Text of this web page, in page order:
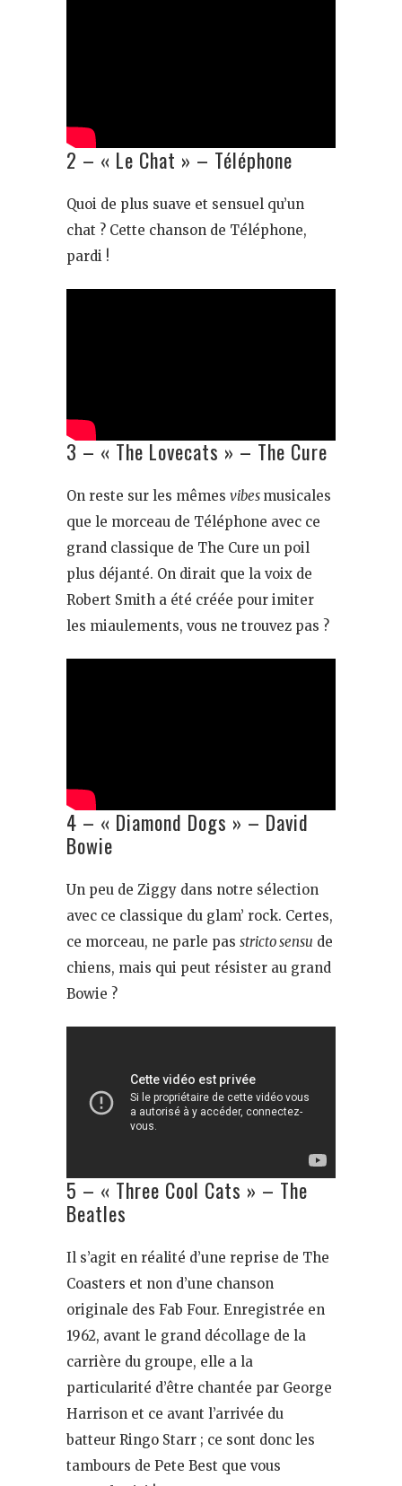
2 – « Le Chat » – Téléphone
Quoi de plus suave et sensuel qu’un
chat ? Cette chanson de Téléphone,
pardi !
3 – « The Lovecats » – The Cure
On reste sur les mêmes vibes musicales
que le morceau de Téléphone avec ce
grand classique de The Cure un poil
plus déjanté. On dirait que la voix de
Robert Smith a été créée pour imiter
les miaulements, vous ne trouvez pas ?
4 – « Diamond Dogs » – David
Bowie
Un peu de Ziggy dans notre sélection
avec ce classique du glam’ rock. Certes,
ce morceau, ne parle pas stricto sensu de
chiens, mais qui peut résister au grand
Bowie ?
5 – « Three Cool Cats » – The
Beatles
Il s’agit en réalité d’une reprise de The
Coasters et non d’une chanson
originale des Fab Four. Enregistrée en
1962, avant le grand décollage de la
carrière du groupe, elle a la
particularité d’être chantée par George
Harrison et ce avant l’arrivée du
batteur Ringo Starr ; ce sont donc les
tambours de Pete Best que vous